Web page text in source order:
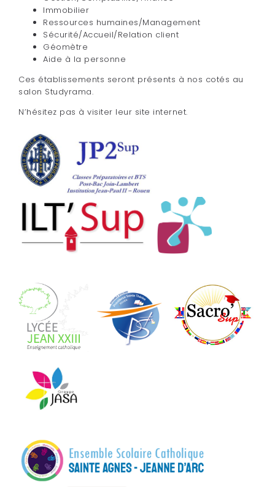
Immobilier
Ressources humaines/Management
Sécurité/Accueil/Relation client
Géomètre
Aide à la personne
Ces établissements seront présents à nos cotés au
salon Studyrama.
N’hésitez pas à visiter leur site internet.